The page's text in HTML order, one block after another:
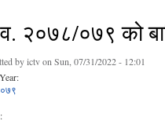
२०७८/०७९ को
byictvon Sun, 07/31/2022 - 12:01